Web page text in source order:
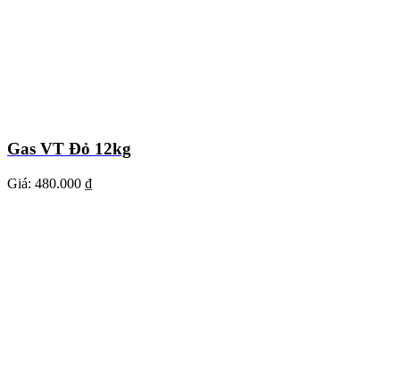
Gas VT Đỏ 12kg
Giá: 480.000 ₫